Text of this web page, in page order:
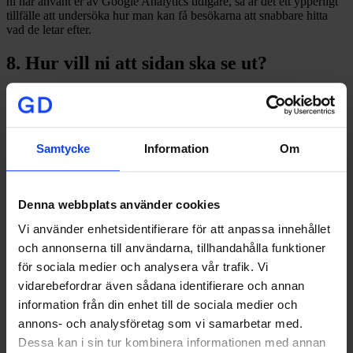
Samtycke Information Om
Denna webbplats använder cookies
Vi använder enhetsidentifierare för att anpassa innehållet
och annonserna till användarna, tillhandahålla funktioner
för sociala medier och analysera vår trafik. Vi
vidarebefordrar även sådana identifierare och annan
information från din enhet till de sociala medier och
annons- och analysföretag som vi samarbetar med.
Dessa kan i sin tur kombinera informationen med annan
tillfälle att undersöka hur man kan få besökarna att snabbare hitta
vad de letar efter.
8. Hur vill ni att sidan ska se ut?
Det är såklart bra om den nya webbplatsen följer den grafiska
profilen, men det är också viktigt att man använder sig av
webbanpassade typsnitt, som t.ex.Google Fonts. Vilka typsnitt
att huvudmenyn, webbplatsens struktur, bildspråk och grafiska
element ska se ut?
webbplats, desto bättre och snabbare blir slutresultatet.
Kontakta ossom du vill veta mer.
Next Post
Wallstreet – Konstant närvaro
Wallstreet – Konstant närvaro